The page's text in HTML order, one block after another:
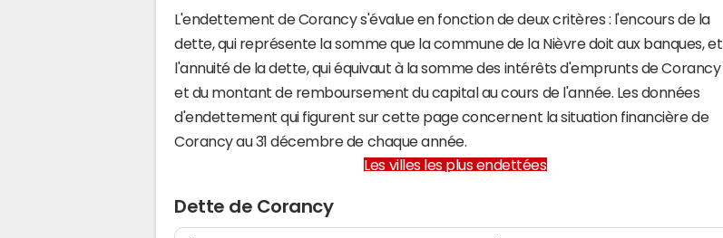
L'endettement de Corancy s'évalue en fonction de deux critères : l'encours de la
dette, qui représente la somme que la commune de la Nièvre doit aux banques, et
l'annuité de la dette, qui équivaut à la somme des intérêts d'emprunts de Corancy
et du montant de remboursement du capital au cours de l'année. Les données
d'endettement qui figurent sur cette page concernent la situation financière de
Corancy au 31 décembre de chaque année.
Les villes les plus endettées
Dette de Corancy